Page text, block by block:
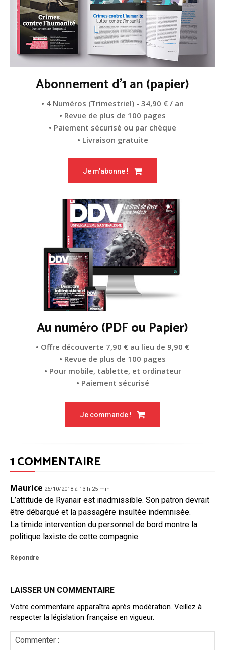
Abonnement d'1 an (papier)
• 4 Numéros (Trimestriel) - 34,90 € / an
• Revue de plus de 100 pages
• Paiement sécurisé ou par chèque
• Livraison gratuite
Je m'abonne !
Au numéro (PDF ou Papier)
• Offre découverte 7,90 € au lieu de 9,90 €
• Revue de plus de 100 pages
• Pour mobile, tablette, et ordinateur
• Paiement sécurisé
Je commande !
1 COMMENTAIRE
Maurice 26/10/2018 à 13 h 25 min
L’attitude de Ryanair est inadmissible. Son patron devrait
être débarqué et la passagère insultée indemnisée.
La timide intervention du personnel de bord montre la
politique laxiste de cette compagnie.
Répondre
LAISSER UN COMMENTAIRE
Votre commentaire apparaîtra après modération. Veillez à
respecter la législation française en vigueur.